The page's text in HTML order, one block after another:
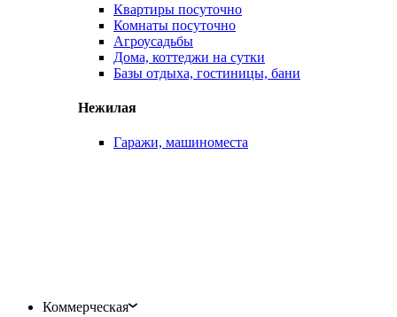
Квартиры посуточно
Комнаты посуточно
Агроусадьбы
Дома, коттеджи на сутки
Базы отдыха, гостиницы, бани
Нежилая
Гаражи, машиноместа
Коммерческая